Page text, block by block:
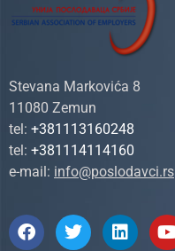
Stevana Markovića 8
11080 Zemun
tel: +381113160248
tel: +381114114160
e-mail: info@poslodavci.rs